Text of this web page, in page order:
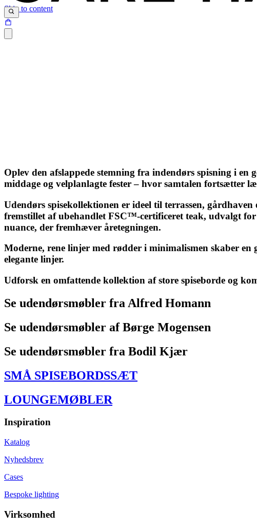
Skip to content
Oplev den afslappede stemning fra indendørs spisning i
middage og velplanlagte fester – hvor samtalen fortsætter
Udendørs spisekollektionen er ideel til terrassen,
fremstillet af ubehandlet FSC™-certificeret teak, udvalgt
nuance, der fremhæver åretegningen.
Moderne, rene linjer med rødder i minimalismen skaber
elegante linjer.
Udforsk en omfattende kollektion af store spiseborde og
Se udendørsmøbler fra Alfred Homann
Se udendørsmøbler af Børge Mogensen
Se udendørsmøbler fra Bodil Kjær
SMÅ SPISEBORDSSÆT
LOUNGEMØBLER
Inspiration
Katalog
Nyhedsbrev
Cases
Bespoke lighting
Virksomhed